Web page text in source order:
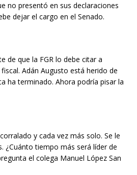
no presentó en sus declaraciones
dejar el cargo en el Senado.
de que la FGR lo debe citar a
Adán Augusto está herido de
ha terminado. Ahora podría pisar la
y cada vez más solo. Se le
¿Cuánto tiempo más será líder de
el colega Manuel López San